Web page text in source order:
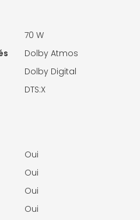
70 W
Dolby Atmos
Dolby Digital
DTS:X
Oui
Oui
Oui
Oui